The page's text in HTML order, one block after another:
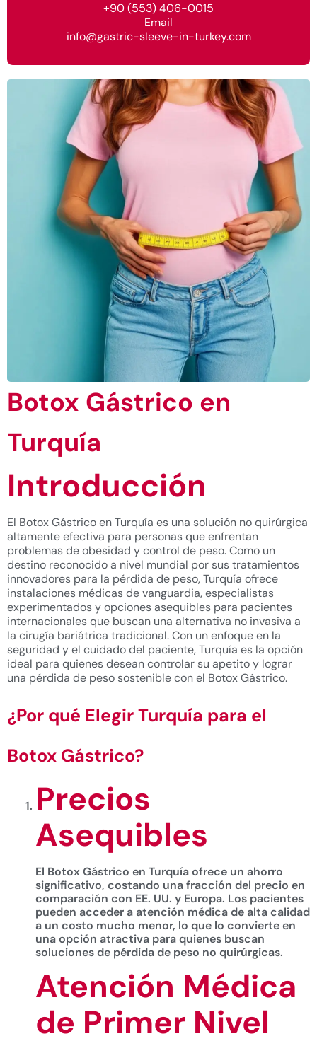
+90 (553) 406-0015
Email
info@gastric-sleeve-in-turkey.com
Botox Gástrico en
Turquía
Introducción
El Botox Gástrico en Turquía es una solución no quirúrgica
altamente efectiva para personas que enfrentan
problemas de obesidad y control de peso. Como un
destino reconocido a nivel mundial por sus tratamientos
innovadores para la pérdida de peso, Turquía ofrece
instalaciones médicas de vanguardia, especialistas
experimentados y opciones asequibles para pacientes
internacionales que buscan una alternativa no invasiva a
la cirugía bariátrica tradicional. Con un enfoque en la
seguridad y el cuidado del paciente, Turquía es la opción
ideal para quienes desean controlar su apetito y lograr
una pérdida de peso sostenible con el Botox Gástrico.
¿Por qué Elegir Turquía para el
Botox Gástrico?
Precios
Asequibles
El Botox Gástrico en Turquía ofrece un ahorro
significativo, costando una fracción del precio en
comparación con EE. UU. y Europa. Los pacientes
pueden acceder a atención médica de alta calidad
a un costo mucho menor, lo que lo convierte en
una opción atractiva para quienes buscan
soluciones de pérdida de peso no quirúrgicas.
Atención Médica
de Primer Nivel